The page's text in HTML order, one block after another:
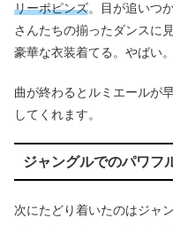
リーポピンズ。目が追いつ
さんたちの揃ったダンスに
豪華な衣装着てる。やばい
曲が終わるとルミエールが
してくれます。
ジャングルでのパワフ
次にたどり着いたのはジャ